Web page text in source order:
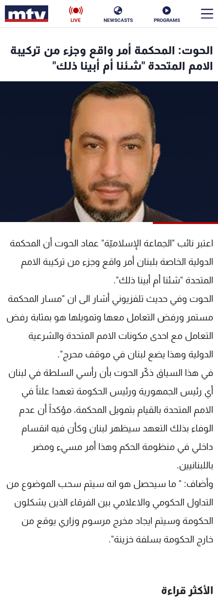
PROGRAMS
NEWSCASTS
LIVE
الحوت: المحكمة أمر واقع وجزء من تركيبة
الامم المتحدة "شئنا أم أبينا ذلك"
اعتبر نائب "الجماعة الإسلاميّة" عماد الحوت أن المحكمة
الدولية الخاصة بلبنان أمر واقع وجزء من تركيبة الامم
المتحدة "شئنا أم أبينا ذلك".
الحوت وفي حديث تلفزيوني أشار الى ان "مسار المحكمة
مستمر ورفض التعامل معها وتمويلها هو بمثابة رفض
التعامل مع احدى مكونات الامم المتحدة والشرعية
الدولية وهذا يضع لبنان في موقف محرج".
في هذا السياق ذكّر الحوت بأن رأسي السلطة في لبنان
أي رئيس الجمهورية ورئيس الحكومة تعهدا علناً في
الامم المتحدة بالقيام بتمويل المحكمة، مؤكداً أن عدم
الوفاء بذلك التعهد سيظهر لبنان وكأن فيه انقسام
داخلي في منظومة الحكم وهذا أمر مسيء ومضر
باللبنانيين.
وأضاف: " ما سيحصل هو انه سيتم سحب الموضوع من
التداول الحكومي والاعلامي بين الفرقاء الذين يشكلون
الحكومة وسيتم ايجاد مخرج مرسوم وزاري يوقع من
خارج الحكومة بسلفة خزينة".
الأكثر قراءة
الأخبار
ناس
رياضة
جدول البرامج
الترددات
الإنـتـاج
لاعلاناتكم
تواصل معنا
شروط الإسـتخدام
سياسة الخصوصية